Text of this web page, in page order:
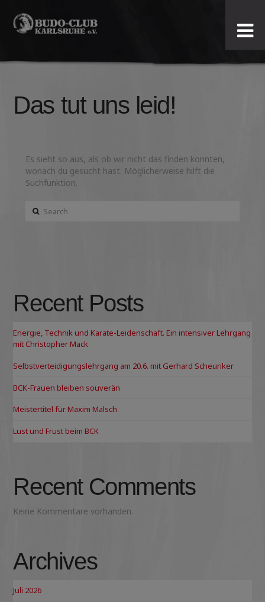
Budo-
Club
Karlsruhe
e.V.
Das tut uns leid!
Es sieht so aus, als ob wir nicht das finden konnten,
wonach du gesucht hast. Möglicherweise hilft die
Suchfunktion.
Search
Recent Posts
Energie, Technik und Karate-Leidenschaft. Ein intensiver Lehrgang
mit Christopher Mack
Selbstverteidigungslehrgang am 20.6. mit Gerhard Scheuriker
BCK-Frauen bleiben souverän
Meistertitel für Maxim Malsch
Lust und Frust beim BCK
Recent Comments
Keine Kommentare vorhanden.
Archives
Juli 2026